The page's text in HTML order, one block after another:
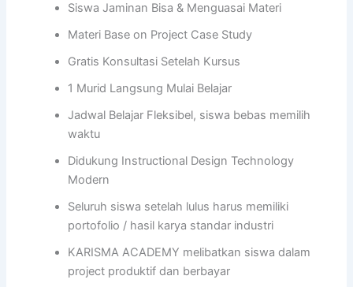
Siswa Jaminan Bisa & Menguasai Materi
Materi Base on Project Case Study
Gratis Konsultasi Setelah Kursus
1 Murid Langsung Mulai Belajar
Jadwal Belajar Fleksibel, siswa bebas memilih
waktu
Didukung Instructional Design Technology
Modern
Seluruh siswa setelah lulus harus memiliki
portofolio / hasil karya standar industri
KARISMA ACADEMY melibatkan siswa dalam
project produktif dan berbayar